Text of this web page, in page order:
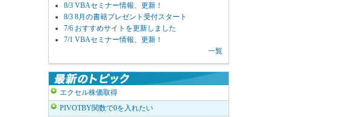
8/3 VBAセミナー情報、更新！
8/3 8月の書籍プレゼント受付スタート
7/6 おすすめサイトを更新しました
7/1 VBAセミナー情報、更新！
一覧
エクセル株価取得
PIVOTBY関数で0を入れたい